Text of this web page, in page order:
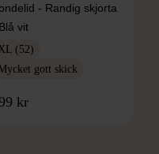
- Randig skjorta
vit
(52)
gott skick
kr